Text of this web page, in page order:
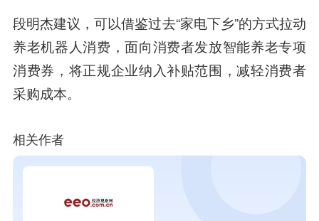
段明杰建议，可以借鉴过去“家电下乡”的方式拉动
养老机器人消费，面向消费者发放智能养老专项
消费券，将正规企业纳入补贴范围，减轻消费者
采购成本。
相关作者